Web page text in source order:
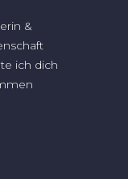
&
ich dich